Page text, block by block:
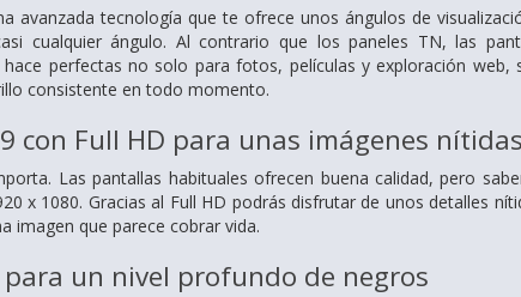
avanzada tecnología que te ofrece unos ángulos de
cualquier ángulo. Al contrario que los paneles TN, las
perfectas no solo para fotos, películas y exploración web,
consistente en todo momento.
con Full HD para unas imágenes nítidas
Las pantallas habituales ofrecen buena calidad, pero
x 1080. Gracias al Full HD podrás disfrutar de unos detalles
imagen que parece cobrar vida.
un nivel profundo de negros